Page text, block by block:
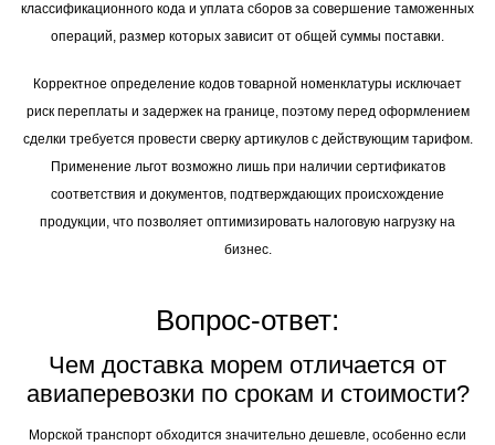
классификационного кода и уплата сборов за совершение таможенных
операций, размер которых зависит от общей суммы поставки.
Корректное определение кодов товарной номенклатуры исключает
риск переплаты и задержек на границе, поэтому перед оформлением
сделки требуется провести сверку артикулов с действующим тарифом.
Применение льгот возможно лишь при наличии сертификатов
соответствия и документов, подтверждающих происхождение
продукции, что позволяет оптимизировать налоговую нагрузку на
бизнес.
Вопрос-ответ:
Чем доставка морем отличается от
авиаперевозки по срокам и стоимости?
Морской транспорт обходится значительно дешевле, особенно если